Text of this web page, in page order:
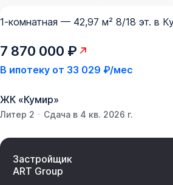
1-комнатная — 42,97 м² 8/18 эт. в
7 870 000 ₽
В ипотеку от 33 029 ₽/мес
ЖК «Кумир»
Литер 2 Сдача в 4 кв. 2026 г.
Застройщик
ART Group